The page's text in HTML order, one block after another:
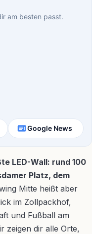
am besten passt.
Google News
LED-Wall: rund 100
Platz, dem
Mitte heißt aber
im Zollpackhof,
und Fußball am
zeigen dir alle Orte,